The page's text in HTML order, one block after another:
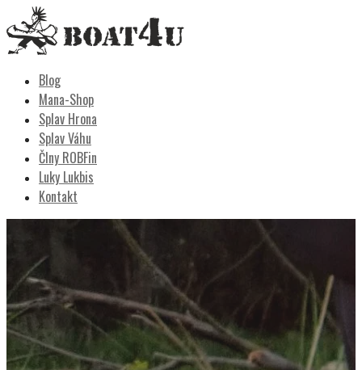
to
content
Blog
Mana-Shop
Splav Hrona
Splav Váhu
Člny ROBFin
Luky Lukbis
Kontakt